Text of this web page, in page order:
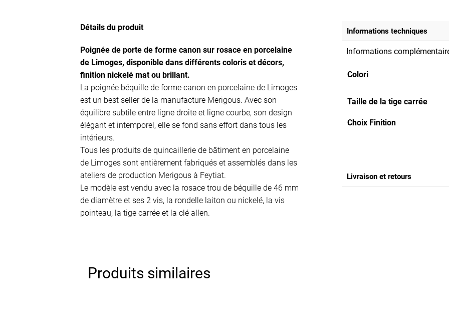
Informations techniques
Informations
Colori
Taille de la tige carrée
Choix Finition
Livraison et retours
Produits similaires
Détails du produit
Poignée de porte de forme canon sur rosace en porcelaine
de Limoges, disponible dans différents coloris et décors,
finition nickelé mat ou brillant.
La poignée béquille de forme canon en porcelaine de Limoges
est un best seller de la manufacture Merigous. Avec son
équilibre subtile entre ligne droite et ligne courbe, son design
élégant et intemporel, elle se fond sans effort dans tous les
intérieurs.
Tous les produits de quincaillerie de bâtiment en porcelaine
de Limoges sont entièrement fabriqués et assemblés dans les
ateliers de production Merigous à Feytiat.
Le modèle est vendu avec la rosace trou de béquille de 46 mm
de diamètre et ses 2 vis, la rondelle laiton ou nickelé, la vis
pointeau, la tige carrée et la clé allen.